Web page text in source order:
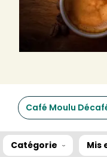
Café Moulu
Catégorie Mis